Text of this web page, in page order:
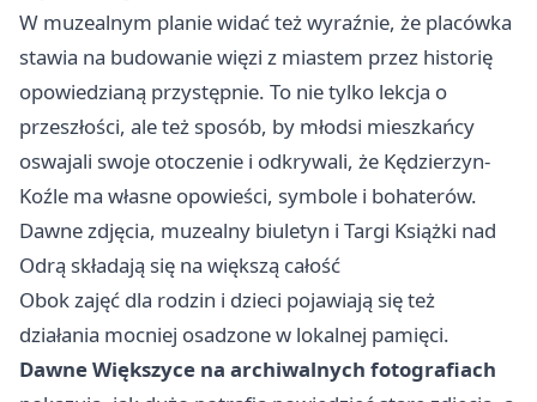
W muzealnym planie widać też wyraźnie, że placówka
stawia na budowanie więzi z miastem przez historię
opowiedzianą przystępnie. To nie tylko lekcja o
przeszłości, ale też sposób, by młodsi mieszkańcy
oswajali swoje otoczenie i odkrywali, że Kędzierzyn-
Koźle ma własne opowieści, symbole i bohaterów.
Dawne zdjęcia, muzealny biuletyn i Targi Książki nad
Odrą składają się na większą całość
Obok zajęć dla rodzin i dzieci pojawiają się też
działania mocniej osadzone w lokalnej pamięci.
Dawne Większyce na archiwalnych fotografiach